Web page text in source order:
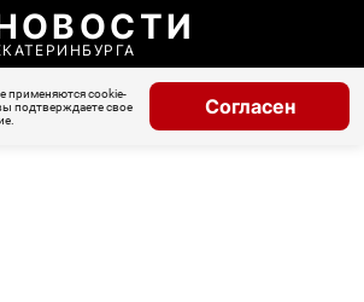
применяются cookie-
подтверждаете свое
Согласен